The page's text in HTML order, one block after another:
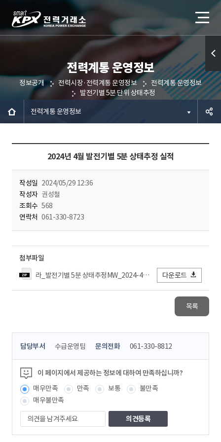
전력계통 운영정보
정보공개 전력시장·전력계통 운영정보
전력계통 운영정보
발전기별 5분 단위 상태추정
전력계통 운영정보
2024년 4월 발전기별 5분 상태추정 실적
작성일 2024/05/29 12:36
작성자 권성철
조회수 568
연락처 061-330-8723
첨부파일
라_발전기별 5분 상태추정MW_2024-4월 추출.zip
다운로드
목록
콘
츠
정
보
책
임
자
담당부서 수급운영팀 문의전화 061-330-8812
이 페이지에서 제공하는 정보에 대하여 만족하십니까?
매우만족
만족 보통
불만족
매우불만족
의
견
을
퀵메
뉴 열
기